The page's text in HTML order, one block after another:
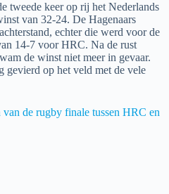
tweede keer op rij het Nederlands
van 32-24. De Hagenaars
echter die werd voor de
14-7 voor HRC. Na de rust
de winst niet meer in gevaar.
gevierd op het veld met de vele
de rugby finale tussen HRC en